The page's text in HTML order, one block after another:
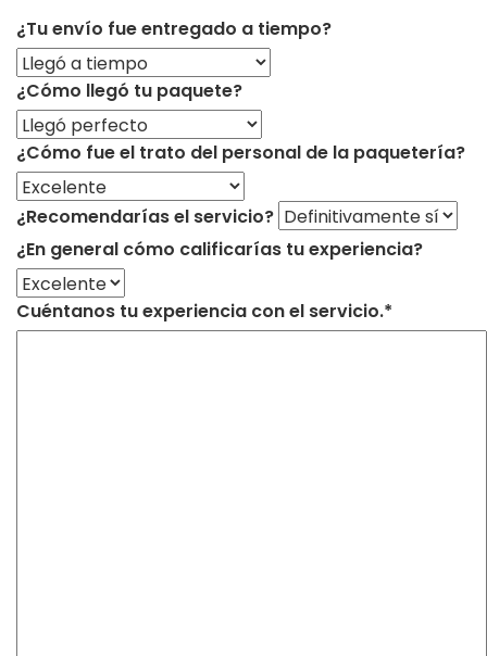
¿Tu envío fue entregado a tiempo?
¿Cómo llegó tu paquete?
¿Cómo fue el trato del personal de la paquetería?
¿Recomendarías el servicio?
¿En general cómo calificarías tu experiencia?
Cuéntanos tu experiencia con el servicio.*